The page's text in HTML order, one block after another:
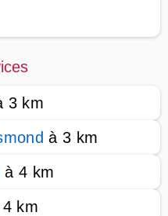
3 km
à 3 km
à 4 km
km